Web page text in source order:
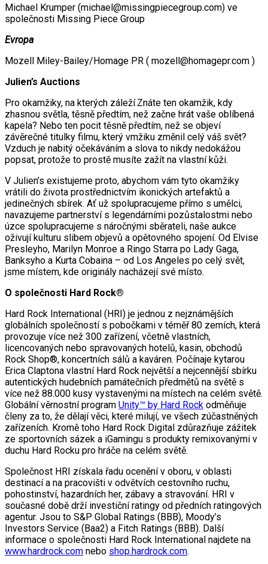
Michael Krumper (michael@missingpiecegroup.com) ve
společnosti Missing Piece Group
Evropa
Mozell Miley-Bailey/Homage PR ( mozell@homagepr.com )
Julien’s Auctions
Pro okamžiky, na kterých záleží.Znáte ten okamžik, kdy
zhasnou světla, těsně předtím, než začne hrát vaše oblíbená
kapela? Nebo ten pocit těsně předtím, než se objeví
závěrečné titulky filmu, který vmžiku změnil celý váš svět?
Vzduch je nabitý očekáváním a slova to nikdy nedokážou
popsat, protože to prostě musíte zažít na vlastní kůži.
V Julien’s existujeme proto, abychom vám tyto okamžiky
vrátili do života prostřednictvím ikonických artefaktů a
jedinečných sbírek. Ať už spolupracujeme přímo s umělci,
navazujeme partnerství s legendárními pozůstalostmi nebo
úzce spolupracujeme s náročnými sběrateli, naše aukce
oživují kulturu slibem objevů a opětovného spojení. Od Elvise
Presleyho, Marilyn Monroe a Ringo Starra po Lady Gaga,
Banksyho a Kurta Cobaina – od Los Angeles po celý svět,
jsme místem, kde originály nacházejí své místo.
O společnosti Hard Rock®
Hard Rock International (HRI) je jednou z nejznámějších
globálních společností s pobočkami v téměř 80 zemích, která
provozuje více než 300 zařízení, včetně vlastních,
licencovaných nebo spravovaných hotelů, kasin, obchodů
Rock Shop®, koncertních sálů a kaváren. Počínaje kytarou
Erica Claptona vlastní Hard Rock největší a nejcennější sbírku
autentických hudebních památečních předmětů na světě s
více než 88.000 kusy vystavenými na místech na celém světě.
Globální věrnostní program Unity™ by Hard Rock odměňuje
členy za to, že dělají věci, které milují, ve všech zúčastněných
zařízeních. Kromě toho Hard Rock Digital zdůrazňuje zážitek
ze sportovních sázek a iGamingu s produkty remixovanými v
duchu Hard Rocku pro hráče na celém světě.
Společnost HRI získala řadu ocenění v oboru, v oblasti
destinací a na pracovišti v odvětvích cestovního ruchu,
pohostinství, hazardních her, zábavy a stravování. HRI v
současné době drží investiční ratingy od předních ratingových
agentur. Jsou to S&P Global Ratings (BBB), Moody’s
Investors Service (Baa2) a Fitch Ratings (BBB). Další
informace o společnosti Hard Rock International najdete na
www.hardrock.com nebo shop.hardrock.com.